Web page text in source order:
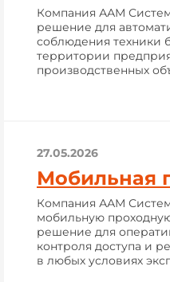
Компания ААМ
решение для
соблюдения техники
территории
производственных
27.05.2026
Мобильная
Компания ААМ
мобильную
решение для
контроля доступа и
в любых условиях